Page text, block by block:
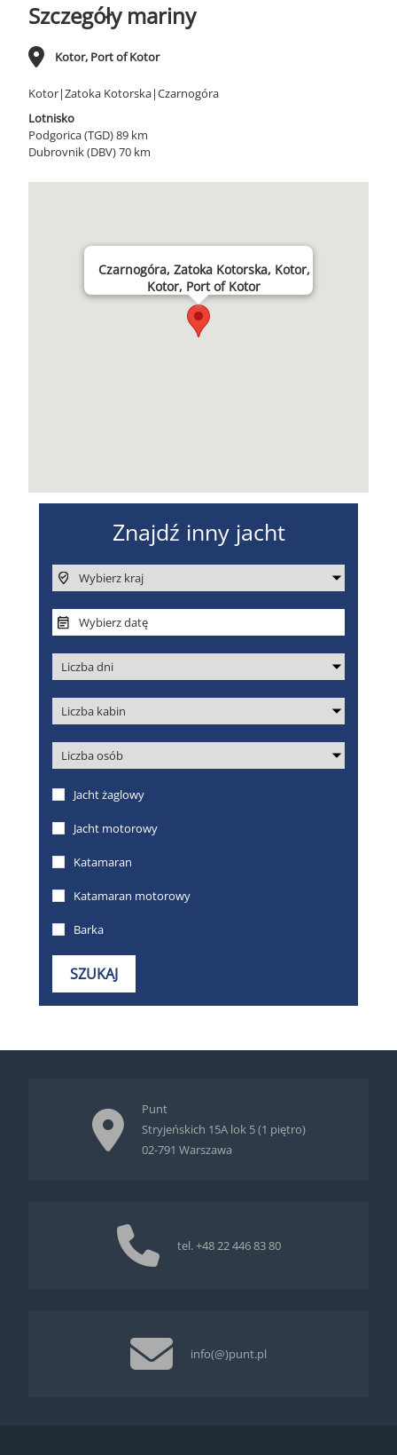
Szczegóły mariny
Kotor, Port of Kotor
Kotor|Zatoka Kotorska|Czarnogóra
Lotnisko
Podgorica (TGD) 89 km
Dubrovnik (DBV) 70 km
Czarnogóra, Zatoka Kotorska, Kotor,
Kotor, Port of Kotor
Punt
Stryjeńskich 15A lok 5 (1 piętro)
02-791 Warszawa
tel. +48 22 446 83 80
info(@)punt.pl